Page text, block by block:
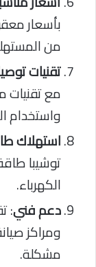
بأسعار
من
تقنيات
واستخدام
استهلاك
توشيبا
الكهرباء.
دعم فني:
ومراكز
مشكلة.